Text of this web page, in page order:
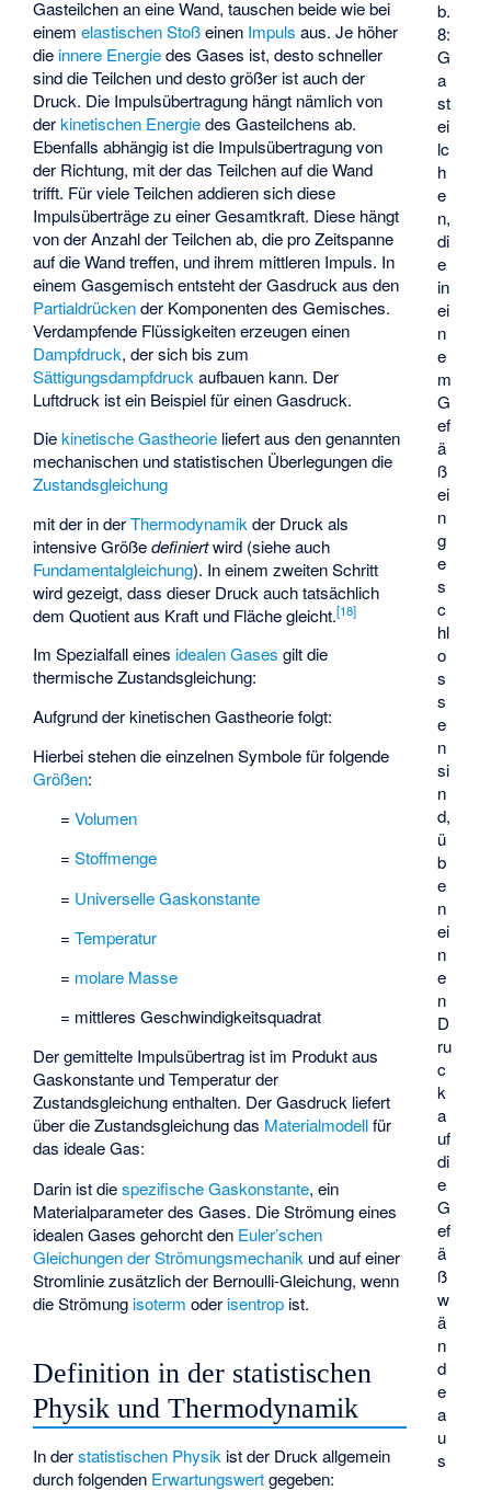
b.
8:
G
a
st
ei
lc
h
e
n,
di
e
in
ei
n
e
m
G
ef
ä
ß
ei
n
g
e
s
c
hl
o
s
s
e
n
si
n
d,
ü
b
e
n
ei
n
e
n
D
ru
c
k
a
uf
di
e
G
ef
ä
ß
w
ä
n
d
e
a
u
s
Gasteilchen an eine Wand, tauschen beide wie bei
einemelastischen Stoßeinen Impuls aus. Je höher
die innere Energiedes Gases ist, desto schneller
sind die Teilchen und desto größer ist auch der
Druck. Die Impulsübertragung hängt nämlich von
derkinetischen Energiedes Gasteilchens ab.
Ebenfalls abhängig ist die Impulsübertragung von
der Richtung, mit der das Teilchen auf die Wand
trifft. Für viele Teilchen addieren sich diese
Impulsüberträge zu einer Gesamtkraft. Diese hängt
von der Anzahl der Teilchen ab, die pro Zeitspanne
auf die Wand treffen, und ihrem mittleren Impuls. In
einem Gasgemisch entsteht der Gasdruck aus den
Partialdrückender Komponenten des Gemisches.
Verdampfende Flüssigkeiten erzeugen einen
Dampfdruck, der sich bis zum
Sättigungsdampfdruck aufbauen kann. Der
Luftdruck ist ein Beispiel für einen Gasdruck.
Diekinetische Gastheorie liefert aus den genannten
mechanischen und statistischen Überlegungen die
Zustandsgleichung
mit der in derThermodynamik der Druck als
intensive Größe definiertwird (siehe auch
Fundamentalgleichung). In einem zweiten Schritt
wird gezeigt, dass dieser Druck auch tatsächlich
dem Quotient aus Kraft und Fläche gleicht.[18]
Im Spezialfall eines idealen Gases gilt die
thermische Zustandsgleichung:
Aufgrund der kinetischen Gastheorie folgt:
Hierbei stehen die einzelnen Symbole für folgende
Größen:
= Volumen
= Stoffmenge
= Universelle Gaskonstante
= Temperatur
= molare Masse
= mittleres Geschwindigkeitsquadrat
Der gemittelte Impulsübertrag ist im Produkt aus
Gaskonstante und Temperatur der
Zustandsgleichung enthalten. Der Gasdruck liefert
über die Zustandsgleichung das Materialmodellfür
das ideale Gas:
Darin istdiespezifische Gaskonstante, ein
Materialparameter des Gases. Die Strömung eines
idealen Gases gehorcht den Euler’schen
Gleichungen der Strömungsmechanik und auf einer
Stromlinie zusätzlich der Bernoulli-Gleichung, wenn
die Strömung isoterm oder isentrop ist.
Definition in der statistischen
Physik und Thermodynamik
In derstatistischen Physik ist der Druck allgemein
durch folgenden Erwartungswertgegeben: